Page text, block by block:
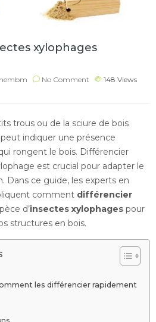
xylophages
No Comment 148 Views
trous ou de la sciure de bois
indiquer une présence
rongent le bois. Différencier
est crucial pour adapter le
Dans ce guide, les experts en
comment différencier
d’insectes xylophages pour
structures en bois.
les différencier rapidement